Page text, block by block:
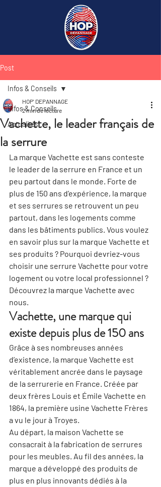
Post
Infos & Conseils
Actualités
Infos & Conseils
Vachette, le leader français de
la serrure
HOP' DEPANNAGE
2 min de lecture
La marque Vachette est sans conteste
le leader de la serrure en France et un
peu partout dans le monde. Forte de
plus de 150 ans d’expérience, la marque
et ses serrures se retrouvent un peu
partout, dans les logements comme
dans les bâtiments publics. Vous voulez
en savoir plus sur la marque Vachette et
ses produits ? Pourquoi devriez-vous
choisir une serrure Vachette pour votre
logement ou votre local professionnel ?
Découvrez la marque Vachette avec
nous.
Vachette, une marque qui
existe depuis plus de 150 ans
Grâce à ses nombreuses années
d’existence, la marque Vachette est
véritablement ancrée dans le paysage
de la serrurerie en France. Créée par
deux frères Louis et Émile Vachette en
1864, la première usine Vachette Frères
a vu le jour à Troyes.
Au départ, la maison Vachette se
consacrait à la fabrication de serrures
pour les meubles. Au fil des années, la
marque a développé des produits de
plus en plus innovants dédiés à la